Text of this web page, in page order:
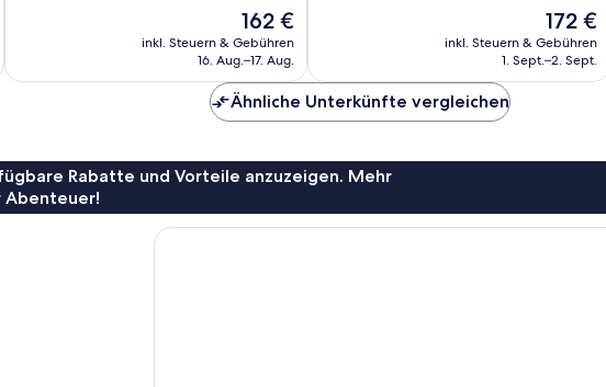
Der
Preis
beträgt
162 €
inkl. Steuern & Gebühren
16. Aug.–17. Aug.
Der
Preis
beträgt
172 €
inkl. Steuern & Gebühren
1. Sept.–2. Sept.
Ähnliche Unterkünfte vergleichen
Rabatte und Vorteile anzuzeigen. Mehr
Abenteuer!